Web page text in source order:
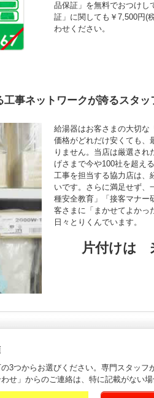
品保証」を無料でおつけし
証」に関しても￥7,500円(
わせください。
事ネットワークが誇るスタッ
給湯器はお客さまの大切な
価格がどれだけ安くても、
りません。当店は厳選さ
げさまで今や100社を超え
工事を担当する協力店は、
いです。さらに満足せず、
種安全教育」「接客マナー
客さまに「まかせてよかっ
日々とりくんでいます。
片付けは
の3つからお選びください。専門スタッ
せ」からのご連絡は、特に記載がない